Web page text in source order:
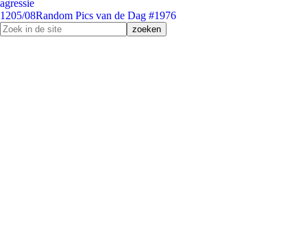
agressie
1205/08Random Pics van de Dag #1976